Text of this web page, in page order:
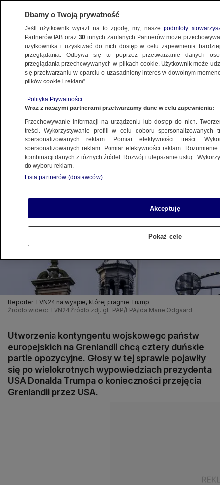
ŚWIAT
europejskich wojsk na Grenlandię
9.01.2026, 11:05
Posłuchaj artykułu
Czyta lektor AI
Reporter TVN24 na wyspie, której pragnie Trump
Źródło wideo: TVN24 Źródło zdj. gł.: PAP/EPA/Ida Marie Odgaard
Utworzenia kontyngentu wojskowego państw
europejskich na Grenlandii chcą cztery duńskie
partie opozycyjne. Głosy w tej sprawie pojawiły
się po wielokrotnych wypowiedziach prezydenta
USA Donalda Trumpa o konieczności przejęcia
Grenlandii przez USA.
Dbamy o Twoją prywatność
Jeśli użytkownik wyrazi na to zgodę, my, naszepodmioty
Partnerów IAB oraz30 innych Zaufanych Partnerów może
użytkownika i uzyskiwać do nich dostęp w celu zapewnienia
przeglądania. Odbywa się to poprzez przetwarzanie danych
przeglądania przechowywanych w plikach cookie. Użytkownik może
się przetwarzaniu w oparciu o uzasadniony interes w dowolnym
plików cookie i reklam”.
Polityka Prywatności
Wraz z naszymi partnerami przetwarzamy dane w celu zapewnienia:
Przechowywanie informacji na urządzeniu lub dostęp do nich.
treści. Wykorzystywanie profili w celu doboru spersonalizowanych
spersonalizowanych reklam. Pomiar efektywności treści.
spersonalizowanych reklam. Pomiar efektywności reklam.
kombinacji danych z różnych źródeł. Rozwój i ulepszanie usług.
do wyboru reklam.
Lista partnerów (dostawców)
Akceptuję
Pokaż cele